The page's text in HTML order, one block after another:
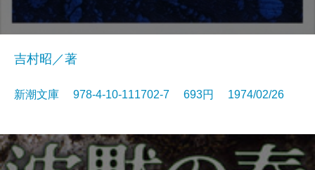
吉村昭／著
新潮文庫 978-4-10-111702-7 693円 1974/02/26